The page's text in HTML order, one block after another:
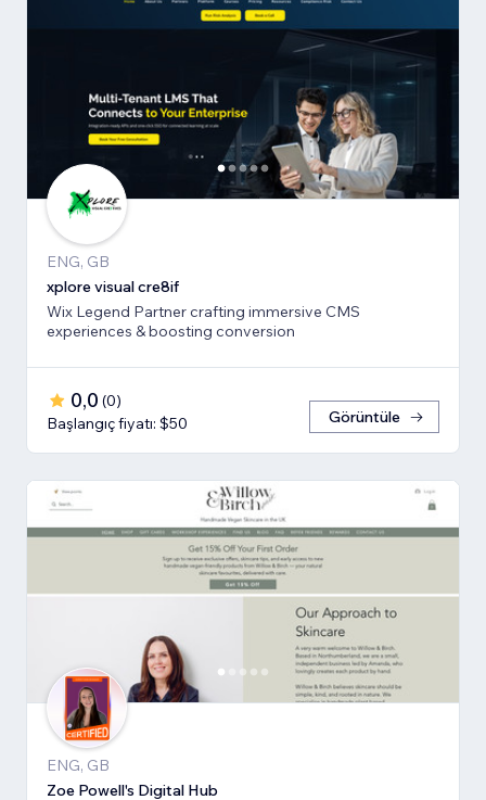
ENG, GB
xplore visual cre8if
Wix Legend Partner crafting immersive CMS
experiences & boosting conversion
0,0 (0)
Başlangıç fiyatı: $50
Görüntüle
ENG, GB
Zoe Powell's Digital Hub